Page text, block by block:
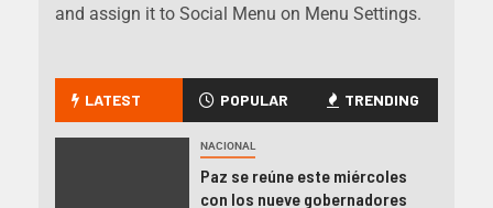
and assign it to Social Menu on Menu Settings.
LATEST POPULAR TRENDING
NACIONAL
Paz se reúne este miércoles
con los nueve gobernadores